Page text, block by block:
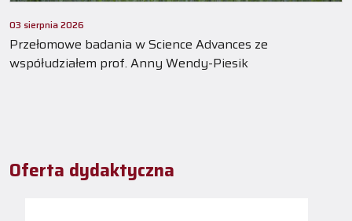
03 sierpnia 2026
Przełomowe badania w Science Advances ze
współudziałem prof. Anny Wendy-Piesik
Oferta dydaktyczna